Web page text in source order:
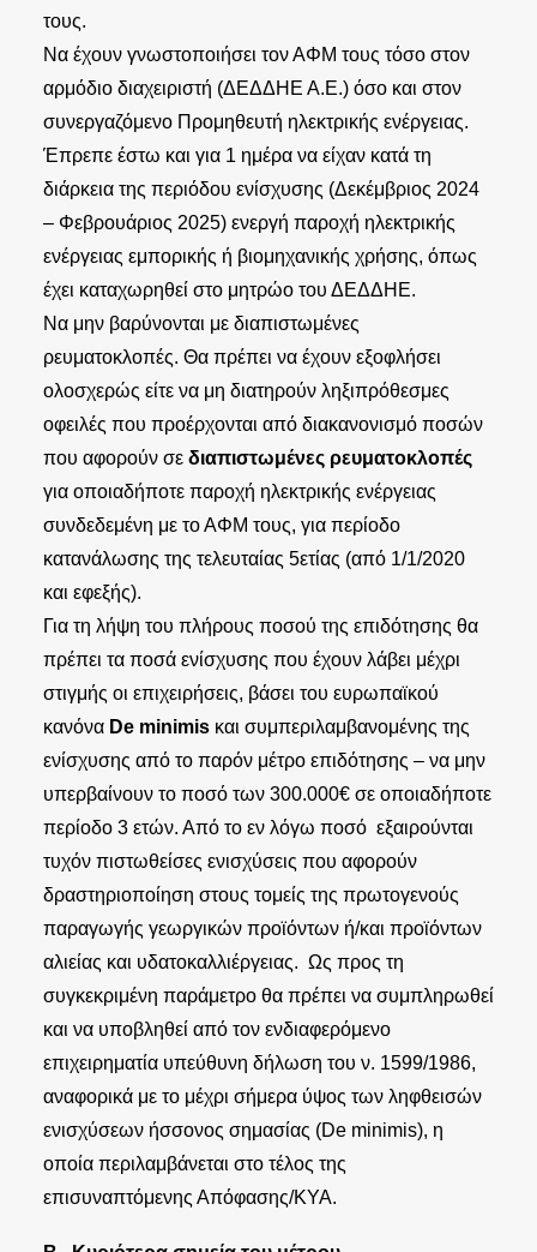
τους.
Να έχουν γνωστοποιήσει τον ΑΦΜ τους τόσο στον
αρμόδιο διαχειριστή (ΔΕΔΔΗΕ Α.Ε.) όσο και στον
συνεργαζόμενο Προμηθευτή ηλεκτρικής ενέργειας.
Έπρεπε έστω και για 1 ημέρα να είχαν κατά τη
διάρκεια της περιόδου ενίσχυσης (Δεκέμβριος 2024
– Φεβρουάριος 2025) ενεργή παροχή ηλεκτρικής
ενέργειας εμπορικής ή βιομηχανικής χρήσης, όπως
έχει καταχωρηθεί στο μητρώο του ΔΕΔΔΗΕ.
Να μην βαρύνονται με διαπιστωμένες
ρευματοκλοπές. Θα πρέπει να έχουν εξοφλήσει
ολοσχερώς είτε να μη διατηρούν ληξιπρόθεσμες
οφειλές που προέρχονται από διακανονισμό ποσών
που αφορούν σε διαπιστωμένες ρευματοκλοπές
για οποιαδήποτε παροχή ηλεκτρικής ενέργειας
συνδεδεμένη με το ΑΦΜ τους, για περίοδο
κατανάλωσης της τελευταίας 5ετίας (από 1/1/2020
και εφεξής).
Για τη λήψη του πλήρους ποσού της επιδότησης θα
πρέπει τα ποσά ενίσχυσης που έχουν λάβει μέχρι
στιγμής οι επιχειρήσεις, βάσει του ευρωπαϊκού
κανόνα De minimis και συμπεριλαμβανομένης της
ενίσχυσης από το παρόν μέτρο επιδότησης – να μην
υπερβαίνουν το ποσό των 300.000€ σε οποιαδήποτε
περίοδο 3 ετών. Από το εν λόγω ποσό εξαιρούνται
τυχόν πιστωθείσες ενισχύσεις που αφορούν
δραστηριοποίηση στους τομείς της πρωτογενούς
παραγωγής γεωργικών προϊόντων ή/και προϊόντων
αλιείας και υδατοκαλλιέργειας. Ως προς τη
συγκεκριμένη παράμετρο θα πρέπει να συμπληρωθεί
και να υποβληθεί από τον ενδιαφερόμενο
επιχειρηματία υπεύθυνη δήλωση του ν. 1599/1986,
αναφορικά με το μέχρι σήμερα ύψος των ληφθεισών
ενισχύσεων ήσσονος σημασίας (De minimis), η
οποία περιλαμβάνεται στο τέλος της
επισυναπτόμενης Απόφασης/ΚΥΑ.